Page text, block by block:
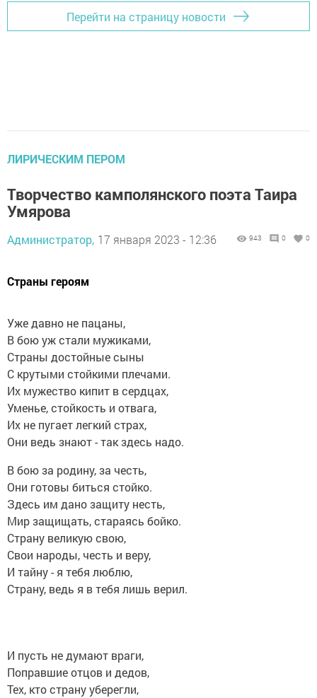
Перейти на страницу новости
ЛИРИЧЕСКИМ ПЕРОМ
Творчество камполянского поэта Таира
Умярова
Администратор, 17 января 2023 - 12:36 943 0 0
Страны героям
Уже давно не пацаны,
В бою уж стали мужиками,
Страны достойные сыны
С крутыми стойкими плечами.
Их мужество кипит в сердцах,
Уменье, стойкость и отвага,
Их не пугает легкий страх,
Они ведь знают - так здесь надо.
В бою за родину, за честь,
Они готовы биться стойко.
Здесь им дано защиту несть,
Мир защищать, стараясь бойко.
Страну великую свою,
Свои народы, честь и веру,
И тайну - я тебя люблю,
Страну, ведь я в тебя лишь верил.
И пусть не думают враги,
Поправшие отцов и дедов,
Тех, кто страну уберегли,